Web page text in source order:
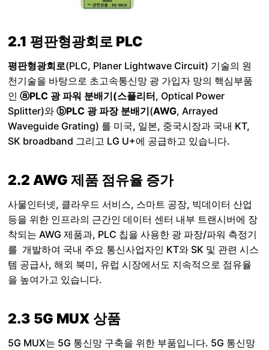
2.1 평판형광회로 PLC
평판형광회로(PLC, Planer Lightwave Circuit) 기술의 원
천기술을 바탕으로 초고속통신망 광 가입자 망의 핵심부품
인 ⓐPLC 광 파워 분배기(스플리터, Optical Power
Splitter)와ⓑPLC 광 파장 분배기(AWG, Arrayed
Waveguide Grating) 를 미국, 일본, 중국시장과 국내 KT,
SK broadband 그리고 LG U+에 공급하고 있습니다.
2.2 AWG 제품 점유율 증가
사물인터넷, 클라우드 서비스, 스마트 공장, 빅데이터 산업
등을 위한 인프라의 근간인 데이터 센터 내부 트랜시버에 장
착되는 AWG 제품과, PLC 칩을 사용한 광 파장/파워 측정기
를 개발하여 국내 주요 통신사업자인 KT와 SK 및 관련 시스
템 공급사, 해외 북미, 유럽 시장에서도 지속적으로 점유율
을 높여가고 있습니다.
2.3 5G MUX 상품
5G MUX는 5G 통신망 구축을 위한 부품입니다. 5G 통신망